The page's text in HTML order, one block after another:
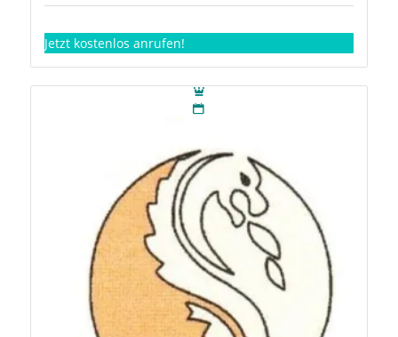
Jetzt kostenlos anrufen!